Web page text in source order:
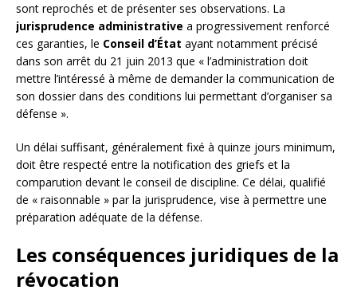
sont reprochés et de présenter ses observations. La
jurisprudence administrative a progressivement renforcé
ces garanties, le Conseil d’État ayant notamment précisé
dans son arrêt du 21 juin 2013 que « l’administration doit
mettre l’intéressé à même de demander la communication de
son dossier dans des conditions lui permettant d’organiser sa
défense ».
Un délai suffisant, généralement fixé à quinze jours minimum,
doit être respecté entre la notification des griefs et la
comparution devant le conseil de discipline. Ce délai, qualifié
de « raisonnable » par la jurisprudence, vise à permettre une
préparation adéquate de la défense.
Les conséquences juridiques de la
révocation